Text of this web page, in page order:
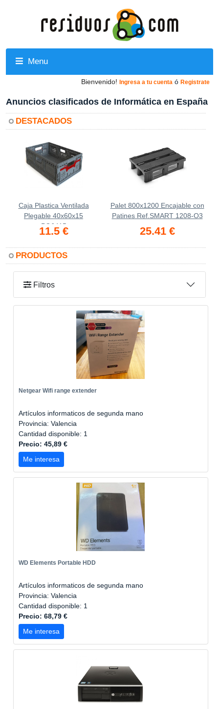
Menu
Bienvenido! Ingresa a tu cuenta ó Registrate
Anuncios clasificados de Informática en España
DESTACADOS
Caja Plastica Ventilada
Plegable 40x60x15
PG6415
11.5 €
Palet 800x1200 Encajable con
Patines Ref.SMART 1208-O3
25.41 €
PRODUCTOS
Filtros
Netgear Wifi range extender
Artículos informaticos de segunda mano
Provincia: Valencia
Cantidad disponible: 1
Precio: 45,89 €
Me interesa
WD Elements Portable HDD
Artículos informaticos de segunda mano
Provincia: Valencia
Cantidad disponible: 1
Precio: 68,79 €
Me interesa